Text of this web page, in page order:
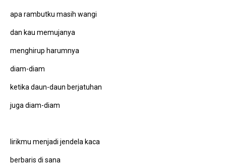
apa rambutku masih wangi
dan kau memujanya
menghirup harumnya
diam-diam
ketika daun-daun berjatuhan
juga diam-diam
lirikmu menjadi jendela kaca
berbaris di sana